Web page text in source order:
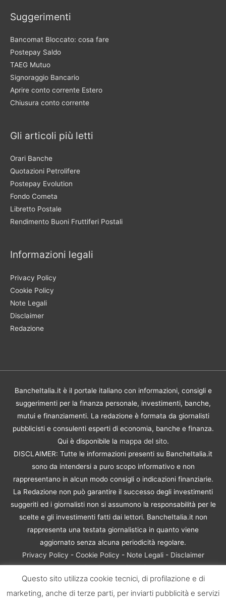
Suggerimenti
Bancomat Bloccato: cosa fare
Postepay Saldo
TAEG Mutuo
Signoraggio Bancario
Aprire conto corrente Estero
Chiusura conto corrente
Gli articoli più letti
Orari Banche
Quotazioni Petrolifere
Postepay Evolution
Fondo Cometa
Libretto Postale
Rendimento Buoni Fruttiferi Postali
Informazioni legali
Privacy Policy
Cookie Policy
Note Legali
Disclaimer
Redazione
BancheItalia.it è il portale italiano con informazioni, consigli e
suggerimenti per la finanza personale, investimenti, banche,
mutui e finanziamenti. La redazione è formata da giornalisti
pubblicisti e consulenti esperti di economia, banche e finanza.
Qui è disponibile la mappa del sito.
DISCLAIMER: Tutte le informazioni presenti su BancheItalia.it
sono da intendersi a puro scopo informativo e non
rappresentano in alcun modo consigli o indicazioni finanziarie.
La Redazione non può garantire il successo degli investimenti
suggeriti ed i giornalisti non si assumono la responsabilità per le
scelte e gli investimenti fatti dai lettori. BancheItalia.it non
rappresenta una testata giornalistica in quanto viene
aggiornato senza alcuna periodicità regolare.
Privacy Policy - Cookie Policy - Note Legali- Disclaimer
Rischio Investimenti
BancheItalia.it Copyright © 2021. Tutti i diritti sono riservati. |
P.IVA 10673901004 | Contenuti di proprietà di BancheItalia.it:
Questo sito utilizza cookie tecnici, di profilazione e di
marketing, anche di terze parti, per inviarti pubblicità e servizi